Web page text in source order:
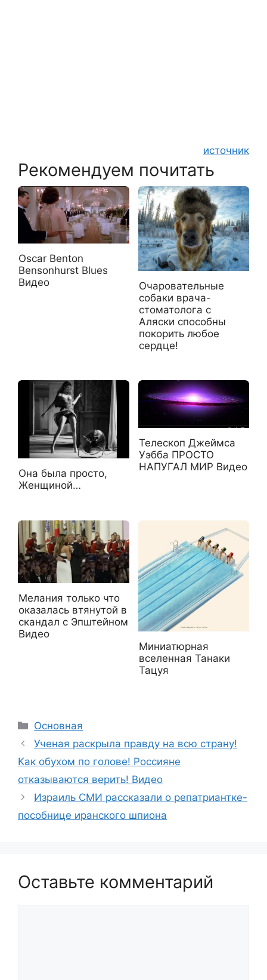
источник
Рекомендуем почитать
Oscar Benton
Bensonhurst Blues
Видео
Очаровательные
собаки врача-
стоматолога с
Аляски способны
покорить любое
сердце!
Она была просто,
Женщиной…
Телескоп Джеймса
Уэбба ПРОСТО
НАПУГАЛ МИР Видео
Мелания только что
оказалась втянутой в
скандал с Эпштейном
Видео
Миниатюрная
вселенная Танаки
Тацуя
Рубрики
Основная
Ученая раскрыла правду на всю страну!
Как обухом по голове! Россияне
отказываются верить! Видео
Израиль СМИ рассказали о репатриантке-
пособнице иранского шпиона
Оставьте комментарий